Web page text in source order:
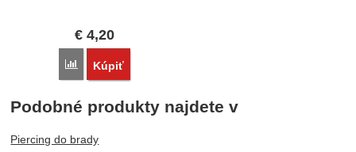
€ 4,20
Porovnať
Kúpiť
Podobné produkty najdete v
Piercing do brady